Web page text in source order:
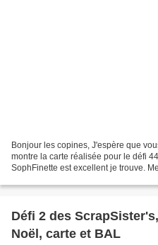
Bonjour les copines, J'espère que
montre la carte réalisée pour le défi
SophFinette est excellent je trouve.
Défi 2 des
Noël, carte et BAL